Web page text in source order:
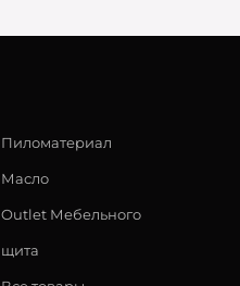
Пиломатериал
Масло
Outlet Мебельного
щита